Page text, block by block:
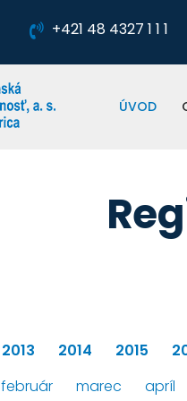
+421 48 4327 1 1 1
ÚVOD
2013 2014 2015
február marec apríl